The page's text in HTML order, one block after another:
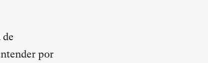
por